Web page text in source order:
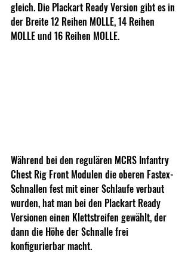
gleich. Die Plackart Ready Version gibt es in
der Breite 12 Reihen MOLLE, 14 Reihen
MOLLE und 16 Reihen MOLLE.
Während bei den regulären MCRS Infantry
Chest Rig Front Modulen die oberen Fastex-
Schnallen fest mit einer Schlaufe verbaut
wurden, hat man bei den Plackart Ready
Versionen einen Klettstreifen gewählt, der
dann die Höhe der Schnalle frei
konfigurierbar macht.